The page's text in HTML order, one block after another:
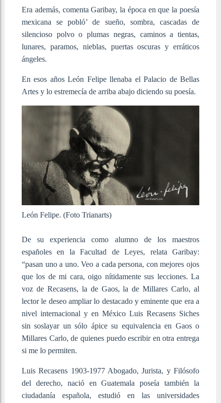
Era además, comenta Garibay, la época en que la poesía
mexicana se pobló’ de sueño, sombra, cascadas de
silencioso polvo o plumas negras, caminos a tientas,
lunares, paramos, nieblas, puertas oscuras y erráticos
ángeles.
En esos años León Felipe llenaba el Palacio de Bellas
Artes y lo estremecía de arriba abajo diciendo su poesía.
León Felipe. (Foto Trianarts)
De su experiencia como alumno de los maestros
españoles en la Facultad de Leyes, relata Garibay:
“pasan uno a uno. Veo a cada persona, con mejores ojos
que los de mi cara, oigo nítidamente sus lecciones. La
voz de Recasens, la de Gaos, la de Millares Carlo, al
lector le deseo ampliar lo destacado y eminente que era a
nivel internacional y en México Luis Recasens Siches
sin soslayar un sólo ápice su equivalencia en Gaos o
Millares Carlo, de quienes puedo escribir en otra entrega
si me lo permiten.
Luis Recasens 1903-1977 Abogado, Jurista, y Filósofo
del derecho, nació en Guatemala poseía también la
ciudadanía española, estudió en las universidades